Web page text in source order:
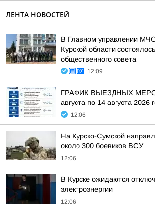
ЛЕНТА НОВОСТЕЙ
В Главном управлении
Курской области
общественного совета
12:09
ГРАФИК ВЫЕЗДНЫХ
августа по 14 августа 2026
12:06
На Курско-Сумской
около 300 боевиков ВСУ
12:06
В Курске ожидаются
электроэнергии
12:06